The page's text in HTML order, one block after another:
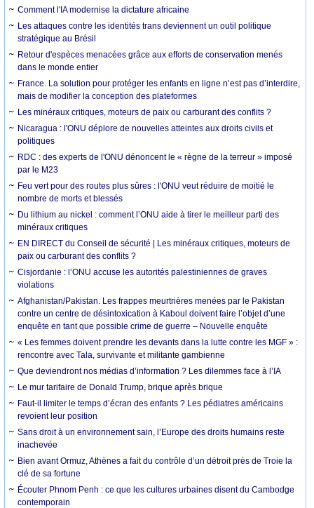
Comment l'IA modernise la dictature africaine
Les attaques contre les identités trans deviennent un outil politique
stratégique au Brésil
Retour d'espèces menacées grâce aux efforts de conservation menés
dans le monde entier
France. La solution pour protéger les enfants en ligne n’est pas d’interdire,
mais de modifier la conception des plateformes
Les minéraux critiques, moteurs de paix ou carburant des conflits ?
Nicaragua : l'ONU déplore de nouvelles atteintes aux droits civils et
politiques
RDC : des experts de l'ONU dénoncent le « règne de la terreur » imposé
par le M23
Feu vert pour des routes plus sûres : l'ONU veut réduire de moitié le
nombre de morts et blessés
Du lithium au nickel : comment l’ONU aide à tirer le meilleur parti des
minéraux critiques
EN DIRECT du Conseil de sécurité | Les minéraux critiques, moteurs de
paix ou carburant des conflits ?
Cisjordanie : l’ONU accuse les autorités palestiniennes de graves
violations
Afghanistan/Pakistan. Les frappes meurtrières menées par le Pakistan
contre un centre de désintoxication à Kaboul doivent faire l’objet d’une
enquête en tant que possible crime de guerre – Nouvelle enquête
« Les femmes doivent prendre les devants dans la lutte contre les MGF » :
rencontre avec Tala, survivante et militante gambienne
Que deviendront nos médias d’information ? Les dilemmes face à l’IA
Le mur tarifaire de Donald Trump, brique après brique
Faut-il limiter le temps d’écran des enfants ? Les pédiatres américains
revoient leur position
Sans droit à un environnement sain, l’Europe des droits humains reste
inachevée
Bien avant Ormuz, Athènes a fait du contrôle d’un détroit près de Troie la
clé de sa fortune
Écouter Phnom Penh : ce que les cultures urbaines disent du Cambodge
contemporain